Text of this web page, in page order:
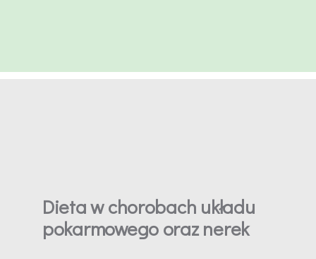
Dieta w chorobach układu
pokarmowego oraz nerek